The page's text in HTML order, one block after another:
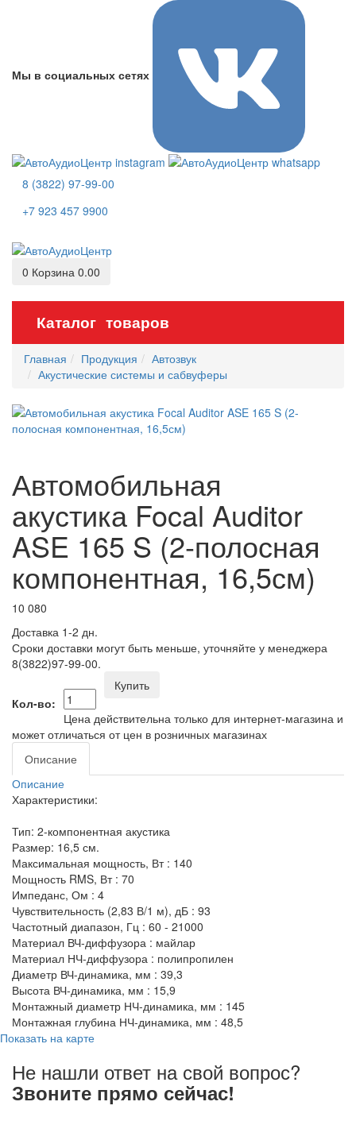
Мы в социальных сетях
8 (3822) 97-99-00
+7 923 457 9900
0 Корзина 0.00
Каталог товаров
Главная Продукция
Автозвук
Акустические системы и сабвуферы
Автомобильная
акустика Focal Auditor
ASE 165 S (2-полосная
компонентная, 16,5см)
10 080
Доставка 1-2 дн.
Сроки доставки могут быть меньше, уточняйте у менеджера
8(3822)97-99-00.
Кол-во:
Купить
Цена действительна только для интернет-магазина и
может отличаться от цен в розничных магазинах
Описание
Описание
Характеристики:
Тип: 2-компонентная акустика
Размер: 16,5 см.
Максимальная мощность, Вт : 140
Мощность RMS, Вт : 70
Импеданс, Ом : 4
Чувствительность (2,83 В/1 м), дБ : 93
Частотный диапазон, Гц : 60 - 21000
Материал ВЧ-диффузора : майлар
Материал НЧ-диффузора : полипропилен
Диаметр ВЧ-динамика, мм : 39,3
Высота ВЧ-динамика, мм : 15,9
Монтажный диаметр НЧ-динамика, мм : 145
Монтажная глубина НЧ-динамика, мм : 48,5
Показать на карте
Не нашли ответ на свой вопрос?
Звоните прямо сейчас!